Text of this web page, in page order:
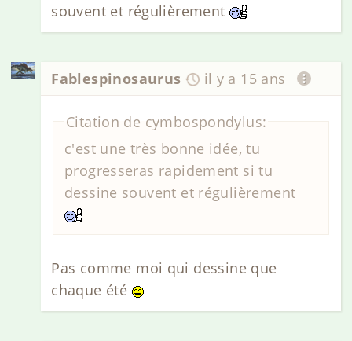
souvent et régulièrement
Fablespinosaurus il y a 15 ans
Citation de cymbospondylus:
c'est une très bonne idée, tu
progresseras rapidement si tu
dessine souvent et régulièrement
Pas comme moi qui dessine que
chaque été